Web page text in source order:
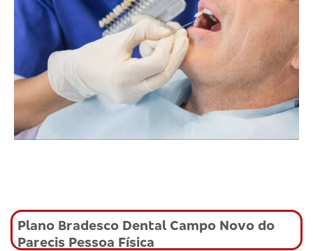
Plano Bradesco Dental Campo Novo do
Parecis Pessoa Física